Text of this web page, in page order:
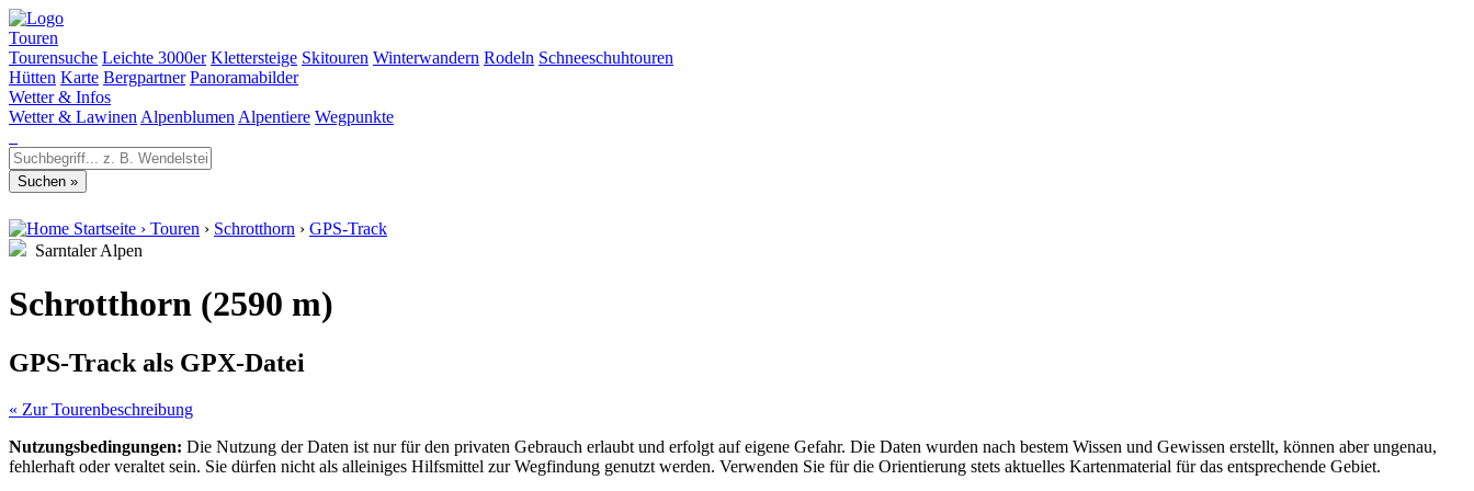
Touren
Tourensuche Leichte 3000er Klettersteige Skitouren Winterwandern Rodeln Schneeschuhtouren
Hütten Karte Bergpartner Panoramabilder
Wetter & Infos
Wetter & Lawinen Alpenblumen Alpentiere Wegpunkte
Startseite › Touren › Schrotthorn › GPS-Track
Sarntaler Alpen
Schrotthorn (2590 m)
GPS-Track als GPX-Datei
« Zur Tourenbeschreibung
Nutzungsbedingungen: Die Nutzung der Daten ist nur für den privaten Gebrauch erlaubt und erfolgt auf eigene Gefahr. Die Daten wurden nach bestem Wissen und Gewissen erstellt, können aber ungenau,
fehlerhaft oder veraltet sein. Sie dürfen nicht als alleiniges Hilfsmittel zur Wegfindung genutzt werden. Verwenden Sie für die Orientierung stets aktuelles Kartenmaterial für das entsprechende Gebiet.